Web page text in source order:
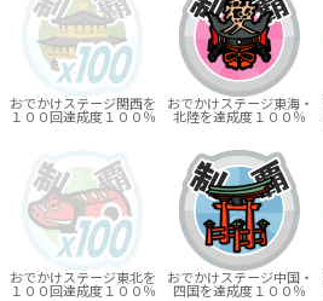
おでかけステージ関西を
１００回達成度１００％
おでかけステージ東海・
北陸を達成度１００％
おでかけステージ東北を
１００回達成度１００％
おでかけステージ中国・
四国を達成度１００％